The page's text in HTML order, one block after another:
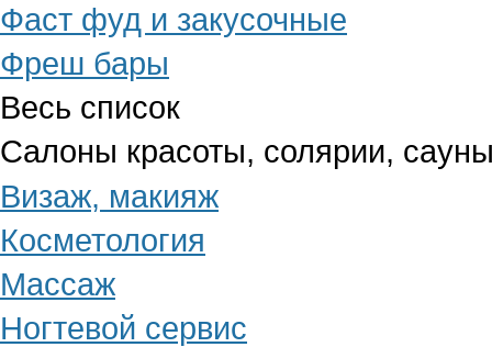
Фаст фуд и закусочные
Фреш бары
Весь список
Салоны красоты, солярии,
Визаж, макияж
Косметология
Массаж
Ногтевой сервис